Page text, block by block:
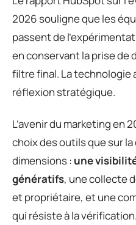
2026 souligne que les
passent de
en conservant la prise de
filtre final. La technologie
réflexion stratégique.
L’avenir du marketing en
choix des outils que sur
dimensions : une
génératifs, une collecte
et propriétaire, et une
qui résiste à la